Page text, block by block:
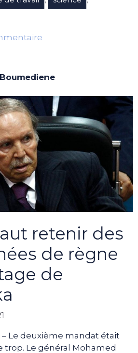
retenir des
de règne
de
– Le deuxième mandat était
trop. Le général Mohamed